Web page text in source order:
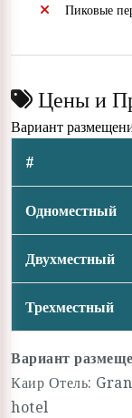
Пиковые
Цены и
Вариант
#
Одноместный
Двухместный
Трехместный
Вариант
Каир Отель:
hotel